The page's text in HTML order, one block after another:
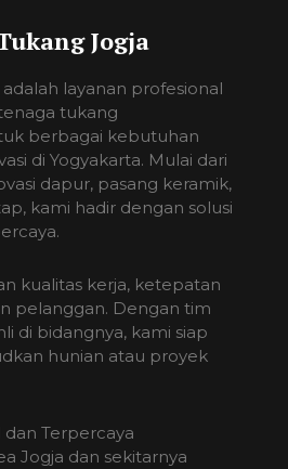
Jogja
adalah layanan profesional
tukang
berbagai kebutuhan
di Yogyakarta. Mulai dari
dapur, pasang keramik,
kami hadir dengan solusi
kualitas kerja, ketepatan
pelanggan. Dengan tim
di bidangnya, kami siap
hunian atau proyek
dan Terpercaya
Jogja dan sekitarnya